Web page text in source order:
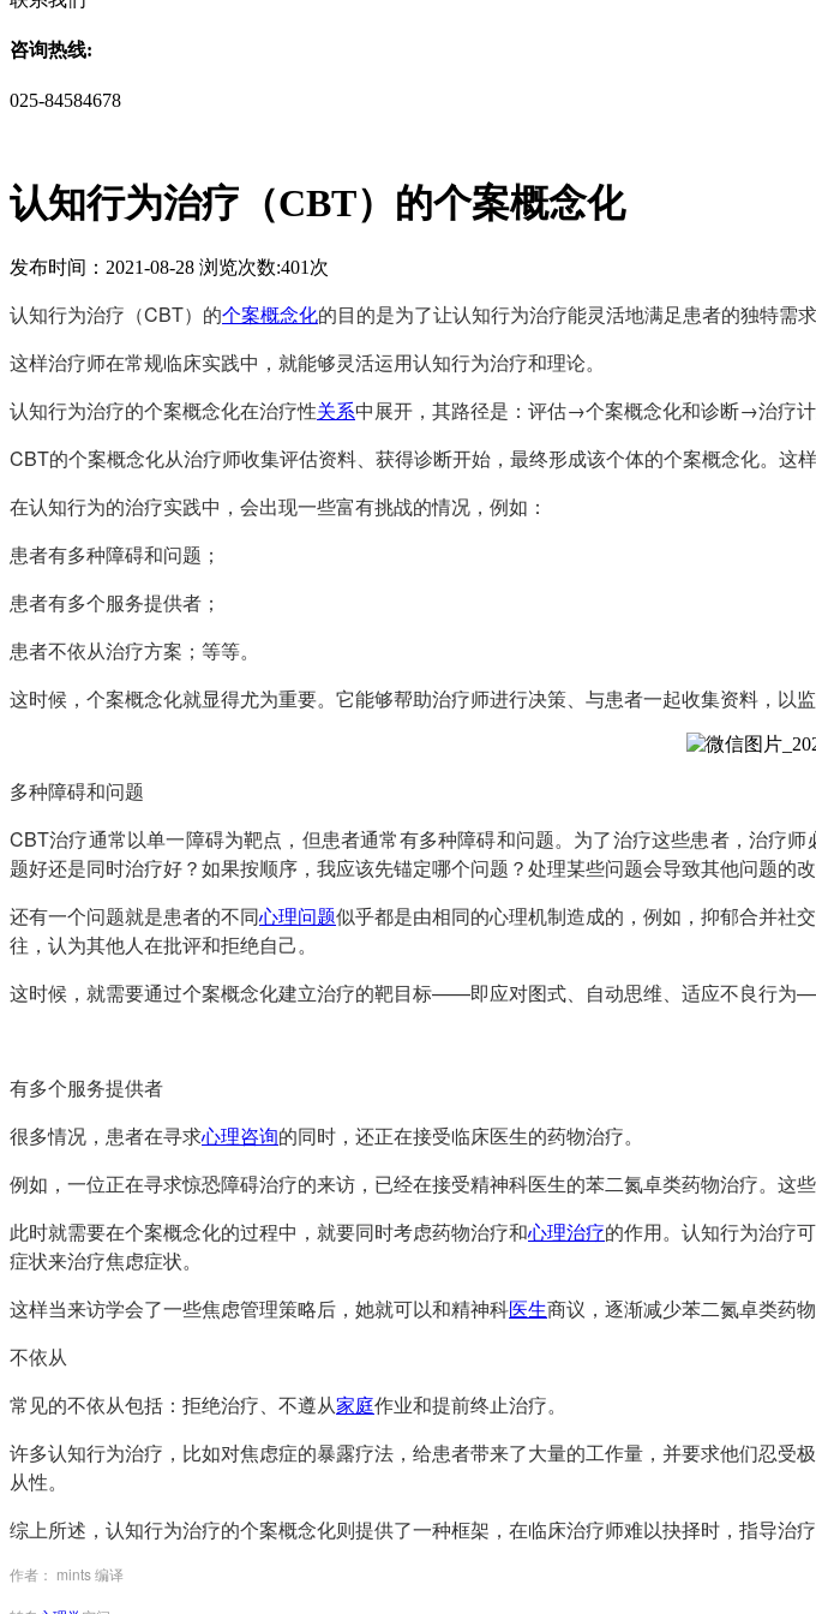
咨询热线:
025-84584678
认知行为治疗（CBT）的个案概念化
发布时间：2021-08-28 浏览次数:401次
认知行为治疗（CBT）的个案概念化的目的是为了让认知行为治疗能灵活地满足患者的独特需
这样治疗师在常规临床实践中，就能够灵活运用认知行为治疗和理论。
认知行为治疗的个案概念化在治疗性关系中展开，其路径是：评估→个案概念化和诊断→治疗
CBT的个案概念化从治疗师收集评估资料、获得诊断开始，最终形成该个体的个案概念化。这
在认知行为的治疗实践中，会出现一些富有挑战的情况，例如：
患者有多种障碍和问题；
患者有多个服务提供者；
患者不依从治疗方案；等等。
这时候，个案概念化就显得尤为重要。它能够帮助治疗师进行决策、与患者一起收集资料，以
多种障碍和问题
CBT治疗通常以单一障碍为靶点，但患者通常有多种障碍和问题。为了治疗这些患者，治疗
题好还是同时治疗好？如果按顺序，我应该先锚定哪个问题？处理某些问题会导致其他问题的
还有一个问题就是患者的不同心理问题似乎都是由相同的心理机制造成的，例如，抑郁合并
往，认为其他人在批评和拒绝自己。
这时候，就需要通过个案概念化建立治疗的靶目标——即应对图式、自动思维、适应不良行为
有多个服务提供者
很多情况，患者在寻求心理咨询的同时，还正在接受临床医生的药物治疗。
例如，一位正在寻求惊恐障碍治疗的来访，已经在接受精神科医生的苯二氮卓类药物治疗。这
此时就需要在个案概念化的过程中，就要同时考虑药物治疗和心理治疗的作用。认知行为治疗
症状来治疗焦虑症状。
这样当来访学会了一些焦虑管理策略后，她就可以和精神科医生商议，逐渐减少苯二氮卓类药物
不依从
常见的不依从包括：拒绝治疗、不遵从家庭作业和提前终止治疗。
许多认知行为治疗，比如对焦虑症的暴露疗法，给患者带来了大量的工作量，并要求他们忍
从性。
综上所述，认知行为治疗的个案概念化则提供了一种框架，在临床治疗师难以抉择时，指导治
作者： mints 编译